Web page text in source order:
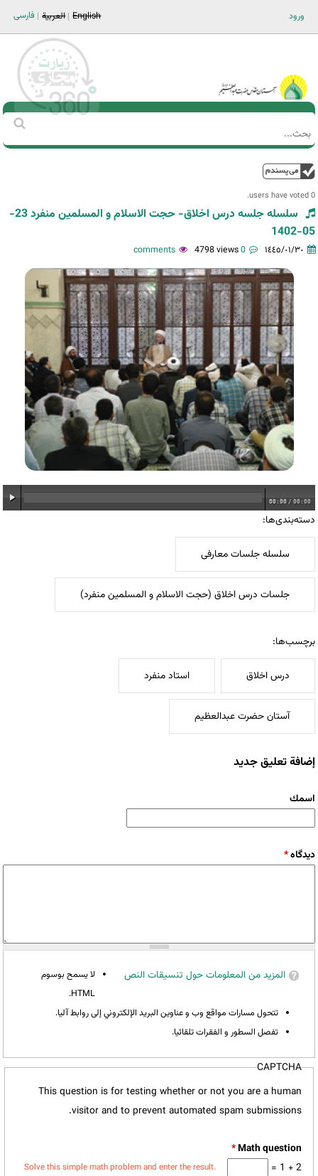
ورود فارسی العربية English
Main men-AR
استمارة
‏
0 users have voted.
سلسله جلسه درس اخلاق- حجت الاسلام و المسلمین منفرد 23-
05-1402
١٤٤٥/٠١/٣٠ 0 comments
4798 views
00:00 / 00:00
دسته‌بندی‌ها:
سلسله جلسات معارفی
جلسات درس اخلاق (حجت الاسلام و المسلمین منفرد)
برچسب‌ها:
درس اخلاق استاد منفرد
آستان حضرت عبدالعظیم
إضافة تعليق جديد
‏اسمك ‏
‏دیدگاه ‏*
المزيد من المعلومات حول تنسيقات النص
لا يسمح بوسوم
HTML.
تتحول مسارات مواقع وب و عناوين البريد الإلكتروني إلى روابط آليا.
تفصل السطور و الفقرات تلقائيا.
CAPTCHA
This question is for testing whether or not you are a human
visitor and to prevent automated spam submissions.
*
2 + 1 =
Solve this simple math problem and enter the result.